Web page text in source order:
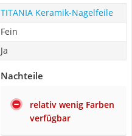
TITANIA Keramik-Nagelfeile
Fein
Ja
Nachteile
relativ wenig Farben
verfügbar